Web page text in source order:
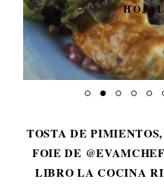
TOSTA DE
FOIE DE
LIBRO LA COCINA